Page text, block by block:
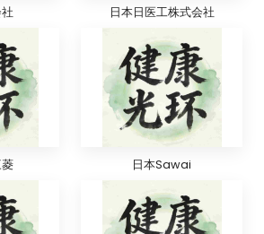
日本日医工株式会社
日本Sawai